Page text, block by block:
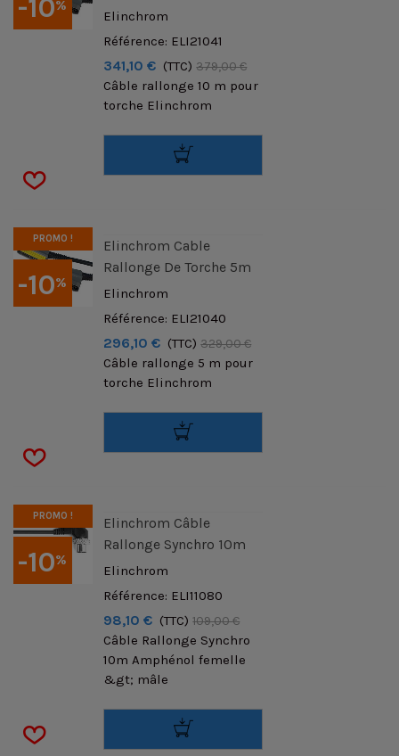
-10%
Elinchrom
Référence: ELI21041
341,10 € (TTC) 379,00 €
Câble rallonge 10 m pour
torche Elinchrom
-10%
PROMO !
Elinchrom Cable
Rallonge De Torche 5m
Elinchrom
Référence: ELI21040
296,10 € (TTC) 329,00 €
Câble rallonge 5 m pour
torche Elinchrom
-10%
PROMO !
Elinchrom Câble
Rallonge Synchro 10m
Elinchrom
Référence: ELI11080
98,10 € (TTC) 109,00 €
Câble Rallonge Synchro
10m Amphénol femelle
&gt; mâle